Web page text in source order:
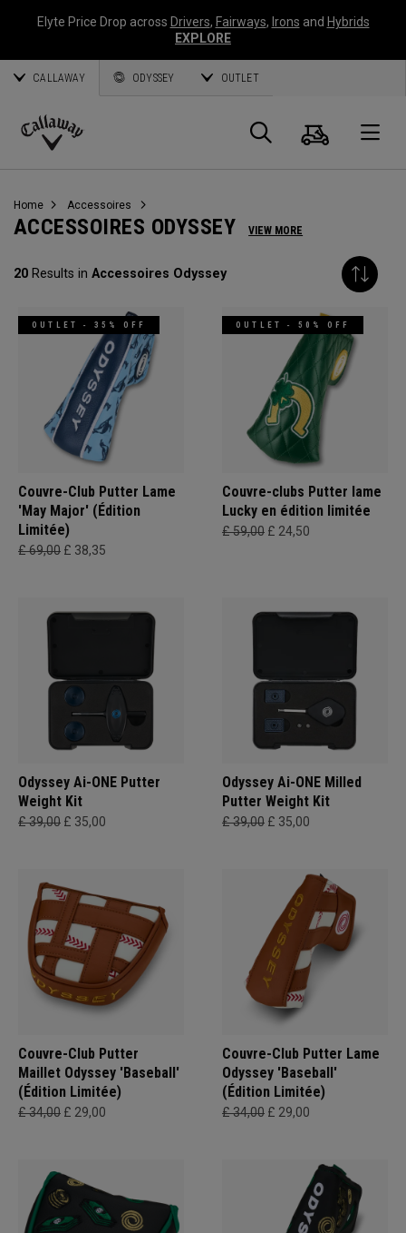
Elyte Price Drop across Drivers, Fairways, Irons and Hybrids
EXPLORE
CALLAWAY ODYSSEY OUTLET
Callaway
Panier
Home Accessoires
ACCESSOIRES ODYSSEY VIEW MORE
20 Results in Accessoires Odyssey
OUTLET - 35% OFF
Couvre-Club Putter Lame
'May Major' (Édition
Limitée)
£ 69,00 £ 38,35
OUTLET - 50% OFF
Couvre-clubs Putter lame
Lucky en édition limitée
£ 59,00 £ 24,50
Odyssey Ai-ONE Putter
Weight Kit
£ 39,00 £ 35,00
Odyssey Ai-ONE Milled
Putter Weight Kit
£ 39,00 £ 35,00
Couvre-Club Putter
Maillet Odyssey 'Baseball'
(Édition Limitée)
£ 34,00 £ 29,00
Couvre-Club Putter Lame
Odyssey 'Baseball'
(Édition Limitée)
£ 34,00 £ 29,00